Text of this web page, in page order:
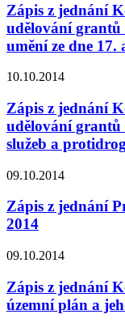
Zápis z jednání
udělování
umění ze dne 17.
10.10.2014
Zápis z jednání
udělování grantů
služeb a
09.10.2014
Zápis z jednání
2014
09.10.2014
Zápis z jednání
územní plán a